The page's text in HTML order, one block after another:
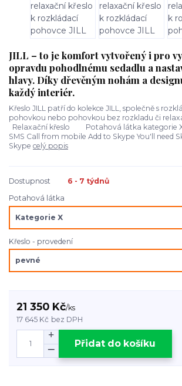
JILL – to je komfort vytvořený i pro
opravdu pohodlnému sedadlu a
hlavy. Díky dřevěným nohám a
každý interiér.
Křeslo JILL patří do kolekce JILL, společně s
pohovkou nebo pohovkou bez rozkladu či
Relaxační křeslo Potahová látka kategorie
SMS Call from mobile Add to Skype You'll need
Skype celý popis
Dostupnost
6 - 7 týdnů
Potahová látka
Křeslo - provedení
21 350 Kč/ks
17 645 Kč bez DPH
Přidat do košíku